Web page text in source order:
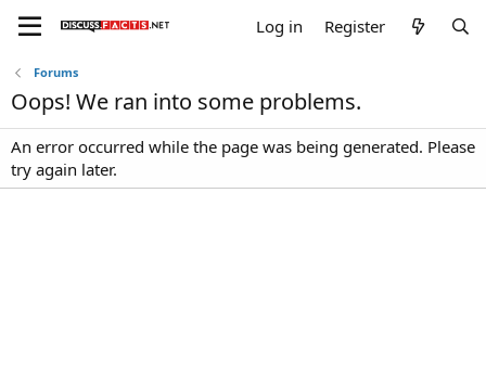
Log in Register
Forums
Oops! We ran into some problems.
An error occurred while the page was being generated. Please
try again later.